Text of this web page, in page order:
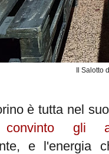
Il Salotto
è tutta nel
gli
e l'energia